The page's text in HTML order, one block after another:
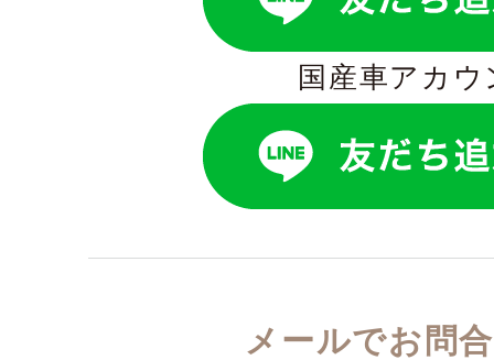
国産車アカウ
メールでお問